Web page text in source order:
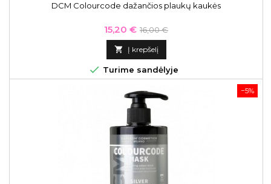
DCM Colourcode dažančios plaukų kaukės
Kaina
15,20 € Bazinė
kaina
16,00 €
 Į krepšelį
 Turime sandėlyje
−5%